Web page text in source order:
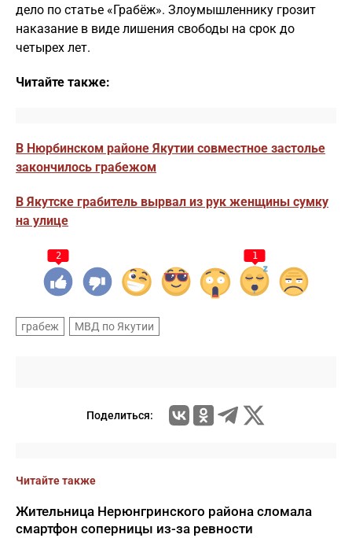
дело по статье «Грабёж». Злоумышленнику грозит
наказание в виде лишения свободы на срок до
четырех лет.
Читайте также:
В Нюрбинском районе Якутии совместное застолье
закончилось грабежом
В Якутске грабитель вырвал из рук женщины сумку
на улице
2 1
грабеж МВД по Якутии
Поделиться:
Читайте также
Жительница Нерюнгринского района сломала
смартфон соперницы из-за ревности